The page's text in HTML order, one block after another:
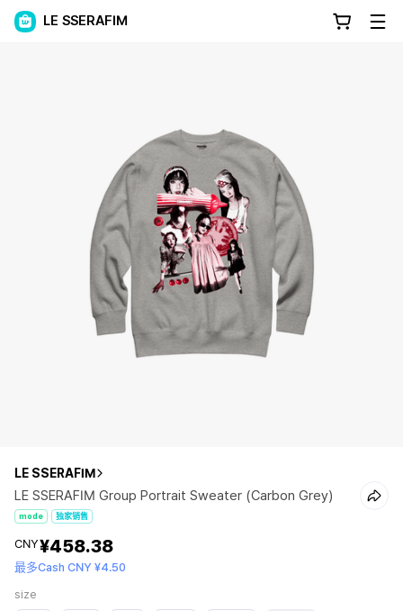
LE SSERAFIM
LE SSERAFIM
LE SSERAFIM Group Portrait Sweater (Carbon Grey)
mode 独家销售
CNY¥458.38
最多Cash CNY ¥4.50
size